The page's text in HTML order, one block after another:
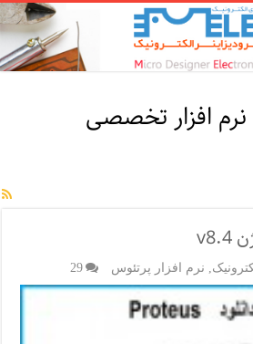
نرم افزار تخصصی
نرم افزار پرتئوس 29